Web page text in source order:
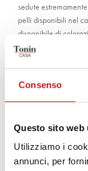
Consenso
Questo sito web
Utilizziamo i
annunci, per
sedute
pelli disponibili nel
disponibile di
SCHEDA
SCHEDA MISURE
Finiture